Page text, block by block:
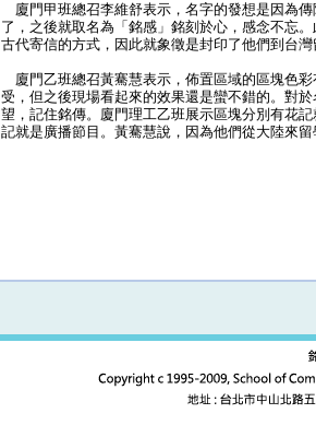
廈門甲班總召李維舒表示，名字的發想是因為
了，之後就取名為「銘感」銘刻於心，感念不忘
古代寄信的方式，因此就象徵是封印了他們到台
廈門乙班總召黃騫慧表示，佈置區域的區塊色
受，但之後現場看起來的效果還是蠻不錯的。對
望，記住銘傳。廈門理工乙班展示區塊分別有花
記就是廣播節目。黃騫慧說，因為他們從大陸來